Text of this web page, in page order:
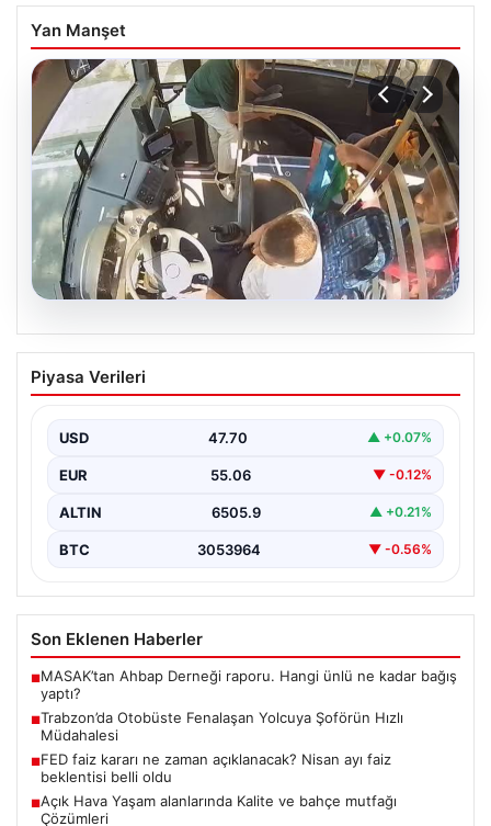
Yan Manşet
Trabzon’da Otobüste Fenalaşan
Yolcuya Şoförün Hızlı Müdahalesi
yaşındaki yolcu Hasan Öner’in hayatı, şoför Sinan
Erdoğan’ın…
Piyasa Verileri
USD 47.70 ▲ +0.07%
EUR 55.06 ▼ -0.12%
ALTIN 6505.9 ▲ +0.21%
BTC 3053964 ▼ -0.56%
Son Eklenen Haberler
■MASAK’tan Ahbap Derneği raporu. Hangi ünlü ne kadar bağış
yaptı?
■Trabzon’da Otobüste Fenalaşan Yolcuya Şoförün Hızlı
Müdahalesi
■FED faiz kararı ne zaman açıklanacak? Nisan ayı faiz
beklentisi belli oldu
■Açık Hava Yaşam alanlarında Kalite ve bahçe mutfağı
Çözümleri